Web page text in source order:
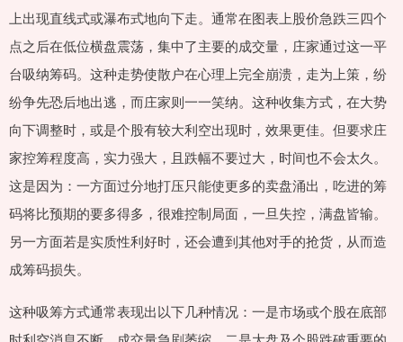
上出现直线式或瀑布式地向下走。通常在图表上股价急跌三四个
点之后在低位横盘震荡，集中了主要的成交量，庄家通过这一平
台吸纳筹码。这种走势使散户在心理上完全崩溃，走为上策，纷
纷争先恐后地出逃，而庄家则一一笑纳。这种收集方式，在大势
向下调整时，或是个股有较大利空出现时，效果更佳。但要求庄
家控筹程度高，实力强大，且跌幅不要过大，时间也不会太久。
这是因为：一方面过分地打压只能使更多的卖盘涌出，吃进的筹
码将比预期的要多得多，很难控制局面，一旦失控，满盘皆输。
另一方面若是实质性利好时，还会遭到其他对手的抢货，从而造
成筹码损失。
这种吸筹方式通常表现出以下几种情况：一是市场或个股在底部